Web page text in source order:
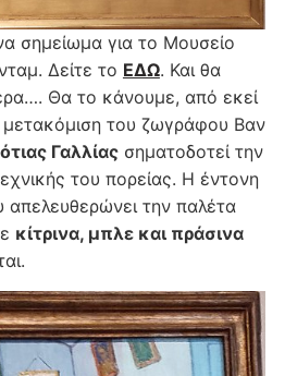
σημείωμα για το Μουσείο
Δείτε το ΕΔΩ. Και θα
Θα το κάνουμε, από εκεί
μετακόμιση του ζωγράφου Βαν
Γαλλίαςσηματοδοτεί την
του πορείας. Η έντονη
απελευθερώνει την παλέτα
κίτρινα, μπλε και πράσινα